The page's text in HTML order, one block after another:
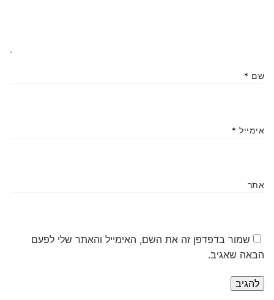
שם *
אימייל *
אתר
שמור בדפדפן זה את השם, האימייל והאתר שלי לפעם
הבאה שאגיב.